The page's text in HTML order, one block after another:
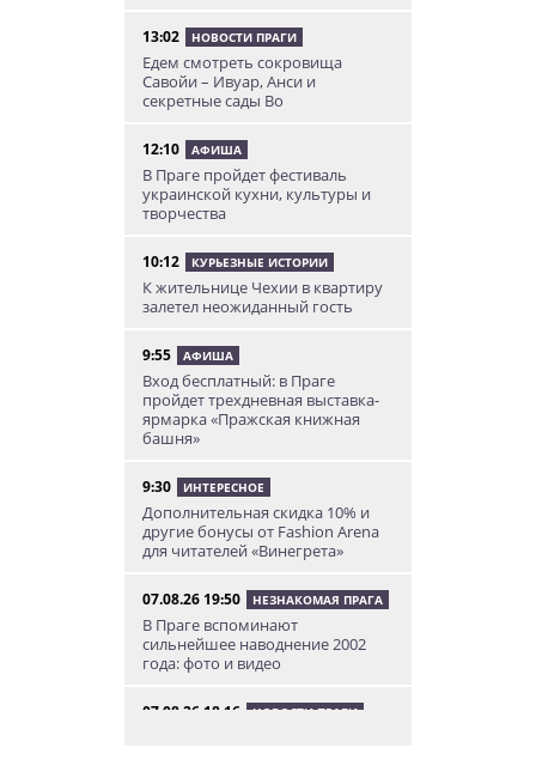
13:02 НОВОСТИ ПРАГИ
Едем смотреть сокровища
Савойи – Ивуар, Анси и
секретные сады Во
12:10 АФИША
В Праге пройдет фестиваль
украинской кухни, культуры и
творчества
10:12 КУРЬЕЗНЫЕ ИСТОРИИ
К жительнице Чехии в квартиру
залетел неожиданный гость
9:55 АФИША
Вход бесплатный: в Праге
пройдет трехдневная выставка-
ярмарка «Пражская книжная
башня»
9:30 ИНТЕРЕСНОЕ
Дополнительная скидка 10% и
другие бонусы от Fashion Arena
для читателей «Винегрета»
07.08.26 19:50 НЕЗНАКОМАЯ ПРАГА
В Праге вспоминают
сильнейшее наводнение 2002
года: фото и видео
07.08.26 18:16 НОВОСТИ ПРАГИ